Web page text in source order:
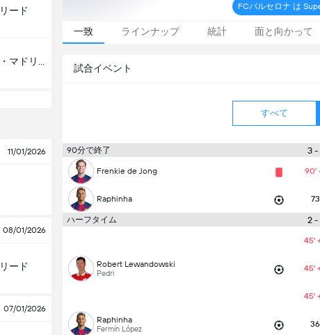
ード
11/01/2026
08/01/2026
ード
07/01/2026
FCバルセロナ は
一致 ラインナップ 統計 面と向かって
試合イベント
すべて
90分で終了 3 -
Frenkie de Jong 90'
Raphinha
ハーフタイム 2 -
45'
Robert Lewandowski
Pedri 45'
45'
Raphinha
Fermín López